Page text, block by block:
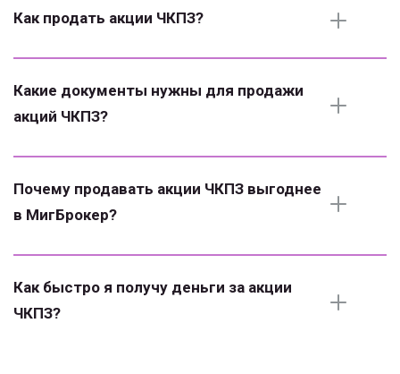
Как продать акции ЧКПЗ?
Какие документы нужны для продажи
акций ЧКПЗ?
Почему продавать акции ЧКПЗ выгоднее
в МигБрокер?
Как быстро я получу деньги за акции
ЧКПЗ?